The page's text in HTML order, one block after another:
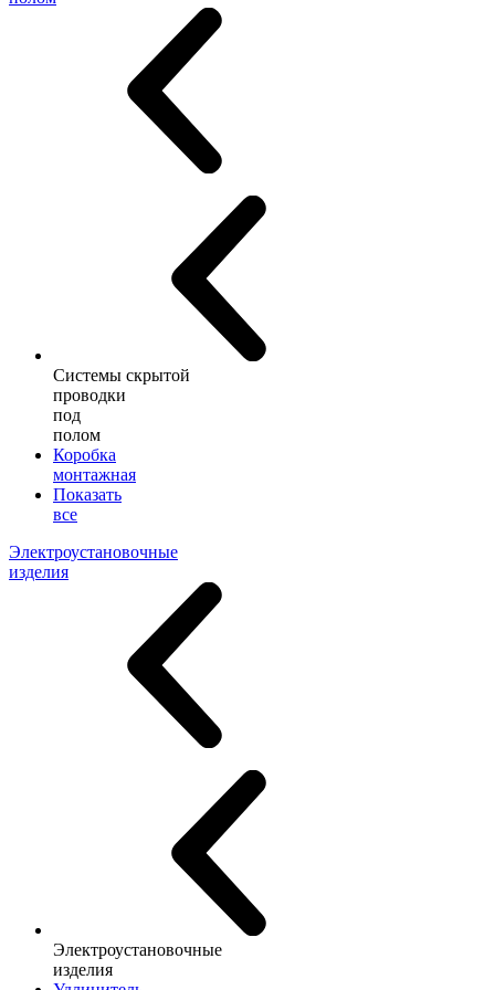
Системы скрытой
проводки
под
полом
Коробка
монтажная
Показать
все
Электроустановочные
изделия
Электроустановочные
изделия